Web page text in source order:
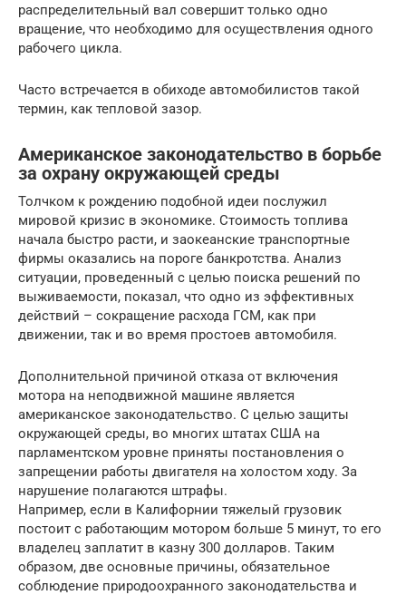
распределительный вал совершит только одно
вращение, что необходимо для осуществления одного
рабочего цикла.
Часто встречается в обиходе автомобилистов такой
термин, как тепловой зазор.
Американское законодательство в борьбе
за охрану окружающей среды
Толчком к рождению подобной идеи послужил
мировой кризис в экономике. Стоимость топлива
начала быстро расти, и заокеанские транспортные
фирмы оказались на пороге банкротства. Анализ
ситуации, проведенный с целью поиска решений по
выживаемости, показал, что одно из эффективных
действий – сокращение расхода ГСМ, как при
движении, так и во время простоев автомобиля.
Дополнительной причиной отказа от включения
мотора на неподвижной машине является
американское законодательство. С целью защиты
окружающей среды, во многих штатах США на
парламентском уровне приняты постановления о
запрещении работы двигателя на холостом ходу. За
нарушение полагаются штрафы.
Например, если в Калифорнии тяжелый грузовик
постоит с работающим мотором больше 5 минут, то его
владелец заплатит в казну 300 долларов. Таким
образом, две основные причины, обязательное
соблюдение природоохранного законодательства и